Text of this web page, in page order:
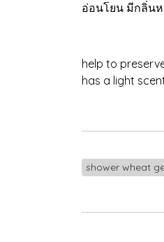
อ่อนโยน มีกลิ่น
help to
has a light
shower wheat